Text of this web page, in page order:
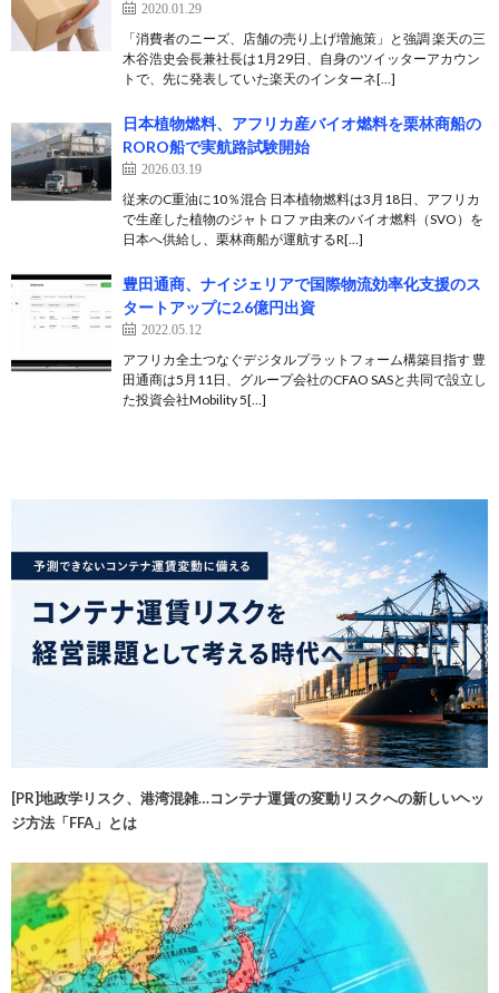
2020.01.29
「消費者のニーズ、店舗の売り上げ増施策」と強調 楽天の三
木谷浩史会長兼社長は1月29日、自身のツイッターアカウン
トで、先に発表していた楽天のインターネ[…]
日本植物燃料、アフリカ産バイオ燃料を栗林商船の
RORO船で実航路試験開始
2026.03.19
従来のC重油に10％混合 日本植物燃料は3月18日、アフリカ
で生産した植物のジャトロファ由来のバイオ燃料（SVO）を
日本へ供給し、栗林商船が運航するR[…]
豊田通商、ナイジェリアで国際物流効率化支援のス
タートアップに2.6億円出資
2022.05.12
アフリカ全土つなぐデジタルプラットフォーム構築目指す 豊
田通商は5月11日、グループ会社のCFAO SASと共同で設立し
た投資会社Mobility 5[…]
[PR]地政学リスク、港湾混雑…コンテナ運賃の変動リスクへの新しいヘッ
ジ方法「FFA」とは